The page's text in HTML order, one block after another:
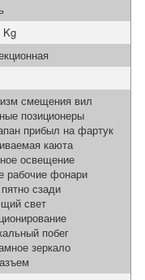
Kg
смещения вил
позиционеры
прибыл на фартук
каюта
освещение
рабочие фонари
сзади
свет
побег
зеркало